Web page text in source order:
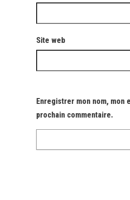
Site web
Enregistrer mon nom, mon
prochain commentaire.